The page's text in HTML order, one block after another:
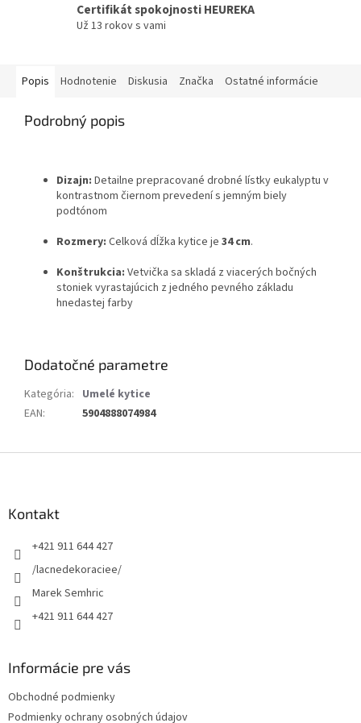
Certifikát spokojnosti HEUREKA
Už 13 rokov s vami
Popis Hodnotenie Diskusia Značka Ostatné informácie
Podrobný popis
Dizajn: Detailne prepracované drobné lístky eukalyptu v
kontrastnom čiernom prevedení s jemným biely
podtónom
Rozmery: Celková dĺžka kytice je 34 cm.
Konštrukcia: Vetvička sa skladá z viacerých bočných
stoniek vyrastajúcich z jedného pevného základu
hnedastej farby
Dodatočné parametre
Kategória: Umelé kytice
EAN: 5904888074984
Kontakt
+421 911 644 427
/lacnedekoraciee/
Marek Semhric
+421 911 644 427
Informácie pre vás
Obchodné podmienky
Podmienky ochrany osobných údajov